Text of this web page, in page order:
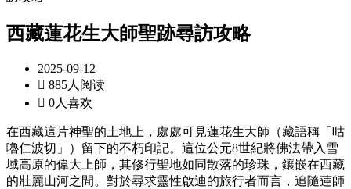
西藏蓮花生大師聖跡尋訪攻略
2025-09-12
 885人阅读
 0人喜欢
在西藏這片神聖的土地上，處處可見蓮花生大師（藏語稱「咕
嚕仁波切」）留下的不朽印記。這位公元8世紀將佛法帶入雪
域高原的偉大上師，其修行聖地如同散落的珍珠，鑲嵌在西藏
的壯麗山河之間。對於尋求靈性啟迪的旅行者而言，追隨蓮師